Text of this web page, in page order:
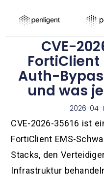
CVE-
FortiClient
Auth-
und was
2026-04-
CVE-2026-35616 ist
FortiClient EMS-
Stacks, den
Infrastruktur